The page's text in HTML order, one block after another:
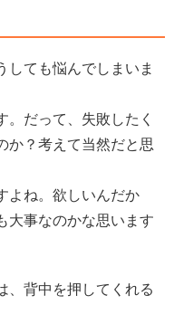
しても悩んでしまいま
。だって、失敗したく
か？考えて当然だと思
よね。欲しいんだか
大事なのかな思います
、背中を押してくれる